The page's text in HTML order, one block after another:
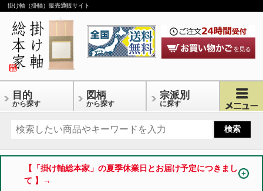
掛け軸（掛軸）販売通販サイト
目的
から探す
図柄
から探す
宗派別
に探す
【「掛け軸総本家」の夏季休業日とお届け予定につきまし
て 】→